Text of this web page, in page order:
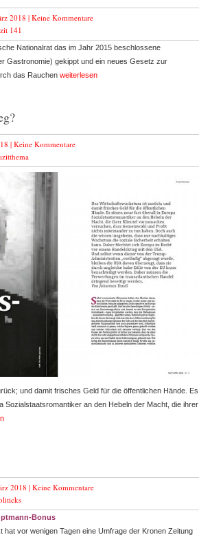
2018 |Keine Kommentare
141
Nationalrat das im Jahr 2015 beschlossene
Gastronomie) gekippt und ein neues Gesetz zur
das Rauchen weiterlesen
|Keine Kommentare
und damit frisches Geld für die öffentlichen Hände. Es
Sozialstaatsromantiker an den Hebeln der Macht, die ihrer
2018 |Keine Kommentare
Bonus
hat vor wenigen Tagen eine Umfrage der Kronen Zeitung